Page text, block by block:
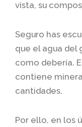
vista, su
Seguro has
que el agua del
como debería.
contiene
cantidades.
Por ello, en los